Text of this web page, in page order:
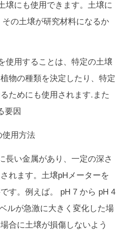
壌にも使用できます。土壌に
の土壌が研究材料になるか
使用することは、特定の土壌
物の種類を決定したり、特定
ためにも使用されます.また
要因
使用方法
長い金属があり、一定の深さ
れます。土壌pHメーターを
す。例えば。 pH 7 から pH 4
ルが急激に大きく変化した場
合に土壌が損傷しないよう